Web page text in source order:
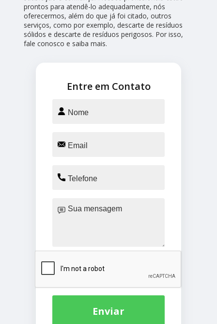
prontos para atendê-lo adequadamente, nós
oferecermos, além do que já foi citado, outros
serviços, como por exemplo, descarte de resíduos
sólidos e descarte de resíduos perigosos. Por isso,
fale conosco e saiba mais.
Entre em Contato
Enviar